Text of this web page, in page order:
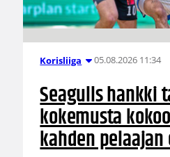
Korisliiga 05.08.2026 11:34
Seagulls hankki
kokemusta
kahden pelaajan